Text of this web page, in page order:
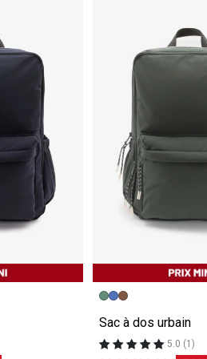
Image précédente
Image suivante
Sac à dos urbain
5.0 (1)